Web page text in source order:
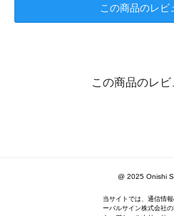
この商品のレビ
この商品のレ
@ 2025 Onishi
当サイトでは、通信情
ーバルサイン株式会社